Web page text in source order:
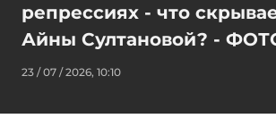
репрессиях - что
Айны Султановой? -
23 / 07 / 2026, 10:10